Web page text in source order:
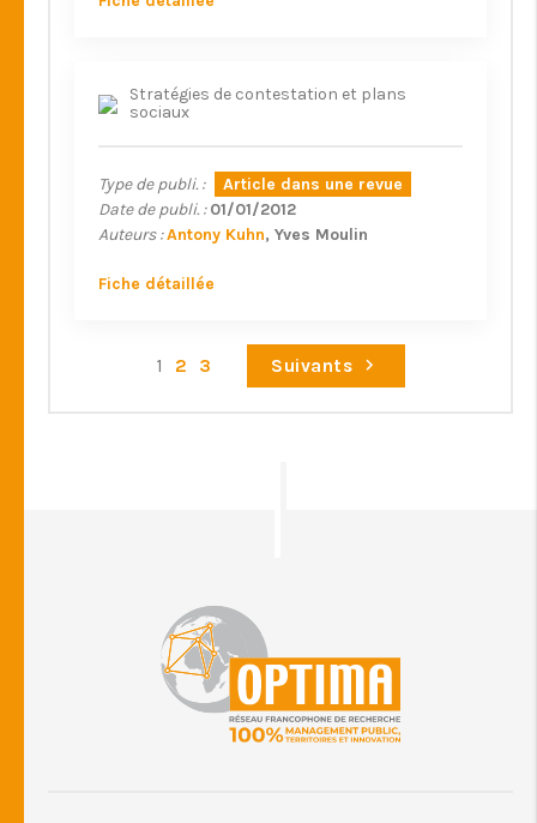
Stratégies de contestation et plans
sociaux
Type de publi. :
Article dans une revue
Date de publi. : 01/01/2012
Auteurs :Antony Kuhn Yves Moulin
Fiche détaillée
1 2 3 Suivants